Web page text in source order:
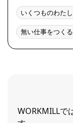
いくつものわた
無い仕事をつくる
WORKMILLで